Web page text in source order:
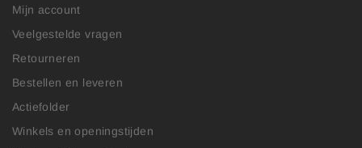
Mijn account
Veelgestelde vragen
Retourneren
Bestellen en leveren
Actiefolder
Winkels en openingstijden